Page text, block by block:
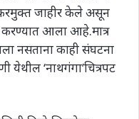
करमुक्त जाहीर केले असून
करण्यात आला आहे.मात्र
नसताना काही संघटना
‘नाथगंगा’चित्रपट